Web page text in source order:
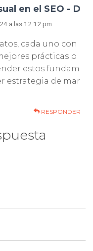
en el SEO - D
a las 12:12 pm
cada uno con
prácticas p
estos fundam
estrategia de mar
RESPONDER